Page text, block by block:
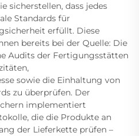
sicherstellen, dass jedes
Standards für
erfüllt. Diese
bereits bei der Quelle: Die
Audits der Fertigungsstätten
sowie die Einhaltung von
zu überprüfen. Der
implementiert
die die Produkte an
der Lieferkette prüfen –